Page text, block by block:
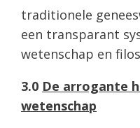
traditionele
een transparant
wetenschap en
3.0 De arrogante
wetenschap